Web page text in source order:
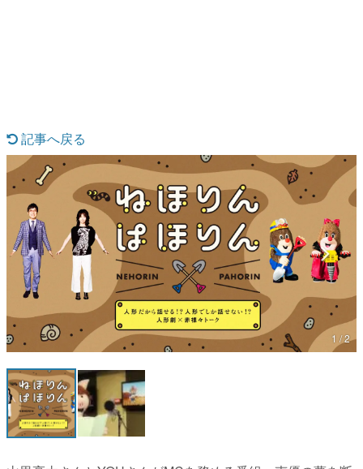
ゲームが変えた日本語
「経験値」「裏技」「ラスボス」… ゲームにまつわる言葉
の起源や用法の変遷を、コンピューター文化史研究家・タ
イニーP氏が徹底調査。
カテゴリ
特集記事
マンガ
女性向け
アプリレビュー
その他
1 / 2
山里亮太さんとYOUさんがMCを務める番組。声優の夢を断
念したゲストが、あきらめるに至った経緯や養成所のシステ